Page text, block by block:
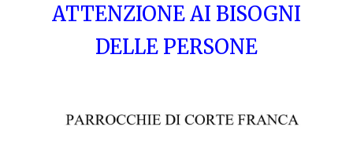
ATTENZIONE AI BISOGNI
DELLE PERSONE